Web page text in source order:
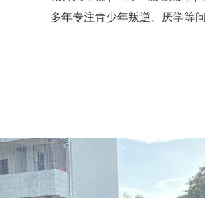
多年专注青少年叛逆、厌学等